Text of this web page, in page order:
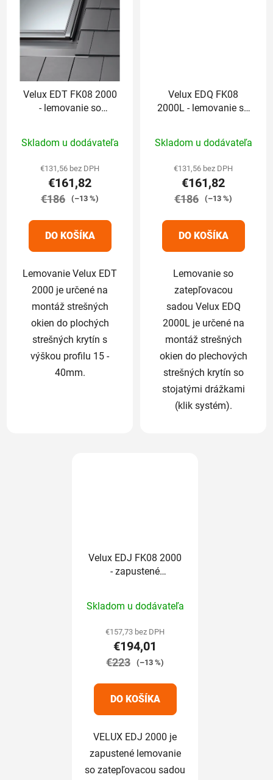
Velux EDT FK08 2000
- lemovanie so
hodnotenie
produktu
je
5,0
5
hviezdičiek.
Skladom u dodávateľa
€131,56 bez DPH
€161,82
€186 (–13 %)
DO KOŠÍKA
Lemovanie Velux EDT
2000 je určené na
montáž strešných
okien do plochých
strešných krytín s
výškou profilu 15 -
40mm.
Velux EDQ FK08
2000L - lemovanie so
Skladom u dodávateľa
€131,56 bez DPH
€161,82
€186 (–13 %)
DO KOŠÍKA
Lemovanie so
zatepľovacou
sadou Velux EDQ
2000L je určené na
montáž strešných
okien do plechových
strešných krytín so
stojatými drážkami
(klik systém).
Velux EDJ FK08 2000
- zapustené
hodnotenie
produktu
je
5,0
5
hviezdičiek.
Skladom u dodávateľa
€157,73 bez DPH
€194,01
€223 (–13 %)
DO KOŠÍKA
VELUX EDJ 2000 je
zapustené lemovanie
so zatepľovacou sadou